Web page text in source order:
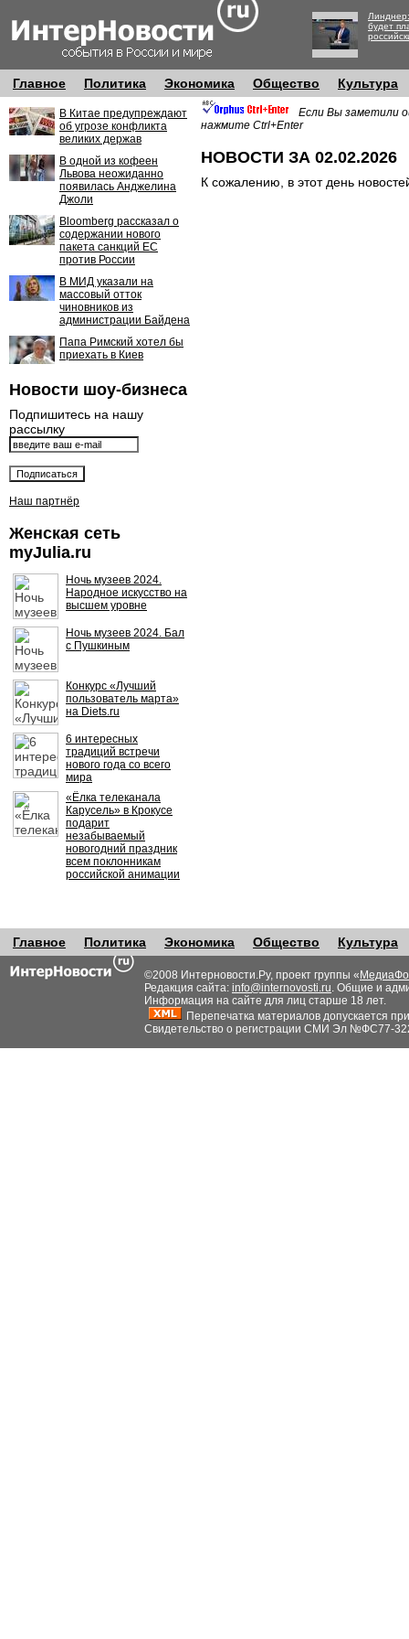
будет
Главное Политика Экономика Общество Культура
В Китае предупреждают
об угрозе конфликта
великих держав
В одной из кофеен
Львова неожиданно
появилась Анджелина
Джоли
Bloomberg рассказал о
содержании нового
пакета санкций ЕС
против России
В МИД указали на
массовый отток
чиновников из
администрации Байдена
Папа Римский хотел бы
приехать в Киев
Новости шоу-бизнеса
Подпишитесь на нашу
рассылку
Наш партнёр
Женская сеть
myJulia.ru
Ночь музеев 2024.
Народное искусство на
высшем уровне
Ночь музеев 2024. Бал
с Пушкиным
Конкурс «Лучший
пользователь марта»
на Diets.ru
6 интересных
традиций встречи
нового года со всего
мира
«Ёлка телеканала
Карусель» в Крокусе
подарит
незабываемый
новогодний праздник
всем поклонникам
российской анимации
Если Вы заметили
нажмите Ctrl+Enter
НОВОСТИ ЗА 02.02.2026
К сожалению, в этот день
Главное Политика Экономика Общество Культура
©2008 Интерновости.Ру, проект группы «
Редакция сайта: info@internovosti.ru. Общие и
Информация на сайте для лиц старше 18 лет.
Перепечатка материалов допускается
Свидетельство о регистрации СМИ Эл №ФС77-